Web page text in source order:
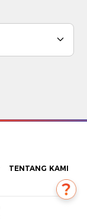
TENTANG KAMI